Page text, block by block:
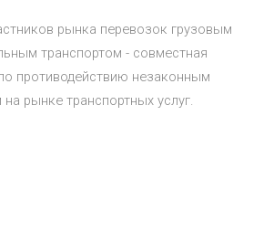
рынка перевозок грузовым
транспортом - совместная
противодействию незаконным
рынке транспортных услуг.